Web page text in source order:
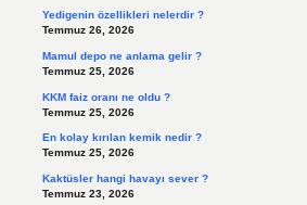
Yedigenin özellikleri nelerdir ?
Temmuz 26, 2026
Mamul depo ne anlama gelir ?
Temmuz 25, 2026
KKM faiz oranı ne oldu ?
Temmuz 25, 2026
En kolay kırılan kemik nedir ?
Temmuz 25, 2026
Kaktüsler hangi havayı sever ?
Temmuz 23, 2026